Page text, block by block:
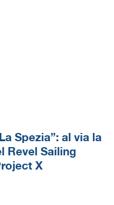
Spezia”: al via la
Revel Sailing
X